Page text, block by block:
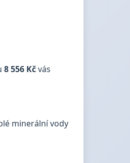
8 556 Kčvás
minerální vody